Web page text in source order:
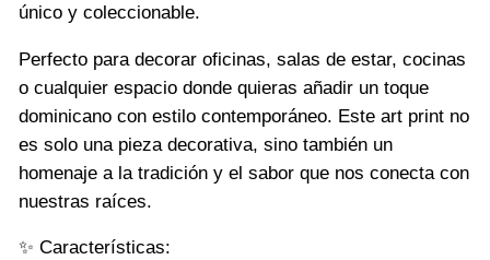
único y coleccionable.
Perfecto para decorar oficinas, salas de estar, cocinas
o cualquier espacio donde quieras añadir un toque
dominicano con estilo contemporáneo. Este art print no
es solo una pieza decorativa, sino también un
homenaje a la tradición y el sabor que nos conecta con
nuestras raíces.
✨ Características: